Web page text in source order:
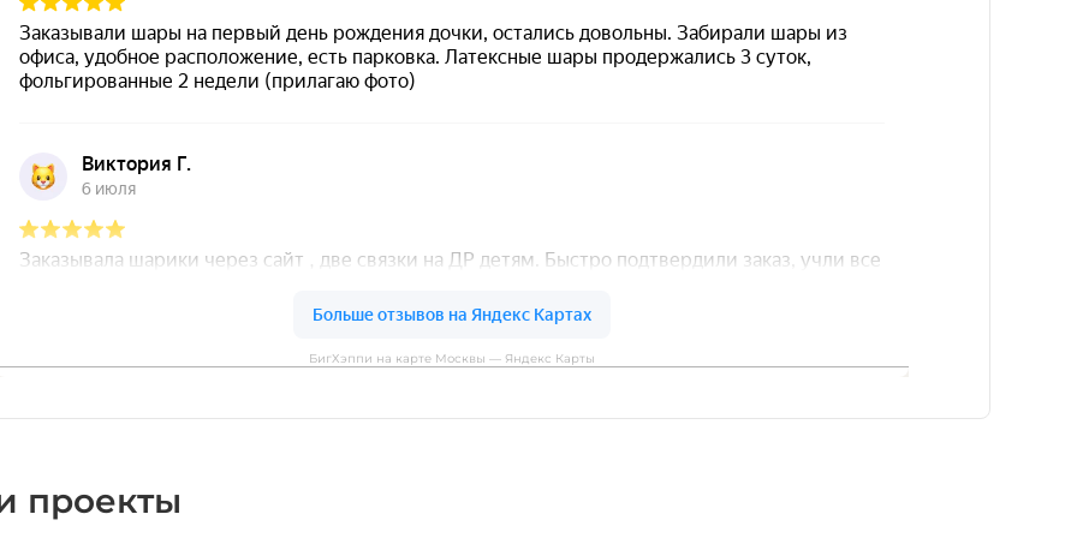
БигХэппи на карте Москвы — Яндекс Карты
проекты